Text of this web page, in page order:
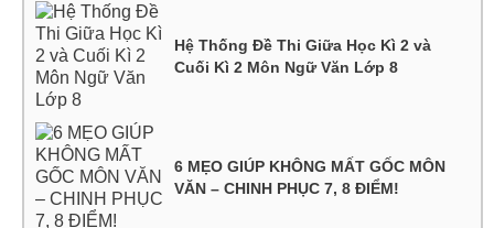
Hệ Thống Đề Thi Giữa Học Kì 2 và
Cuối Kì 2 Môn Ngữ Văn Lớp 8
6 MẸO GIÚP KHÔNG MẤT GỐC MÔN
VĂN – CHINH PHỤC 7, 8 ĐIỂM!